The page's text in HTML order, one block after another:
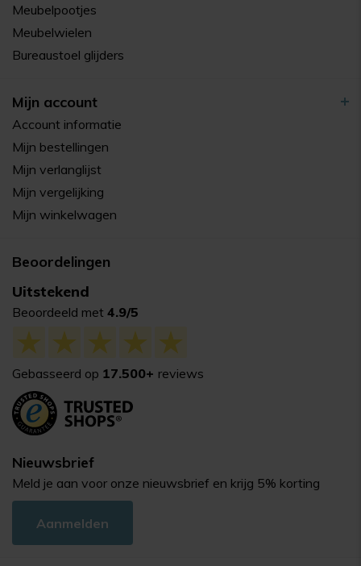
Meubelpootjes
Meubelwielen
Bureaustoel glijders
Mijn account
Account informatie
Mijn bestellingen
Mijn verlanglijst
Mijn vergelijking
Mijn winkelwagen
Beoordelingen
Uitstekend
Beoordeeld met 4.9/5
Gebasseerd op 17.500+ reviews
Nieuwsbrief
Meld je aan voor onze nieuwsbrief en krijg 5% korting
Aanmelden